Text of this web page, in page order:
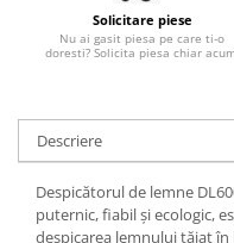
Piese compresor
Piese drujbe
Piese masini de tuns gazon
Piese motocoase 4T
Solicitare piese
Nu ai gasit piesa pe care ti-o
doresti? Solicita piesa chiar
Descriere
Despicătorul de lemne
puternic, fiabil și ecologic,
despicarea lemnului tăiat